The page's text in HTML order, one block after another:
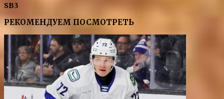
SB3
РЕКОМЕНДУЕМ ПОСМОТРЕТЬ